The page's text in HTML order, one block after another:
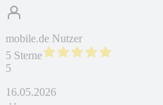
mobile.de Nutzer
5 Sterne
5
16.05.2026